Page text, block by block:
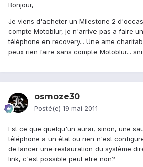
Bonjour,
Je viens d'acheter un Milestone 2
compte Motoblur, je n'arrive pas a faire
téléphone en recovery... Une ame
peux rien faire sans compte Motoblur...
osmoze30
Posté(e) 19 mai 2011
Est ce que quelqu'un aurai, sinon, une
téléphone a un état ou rien n'est
de lancer une restauration du système
link, c'est possible peut etre non?